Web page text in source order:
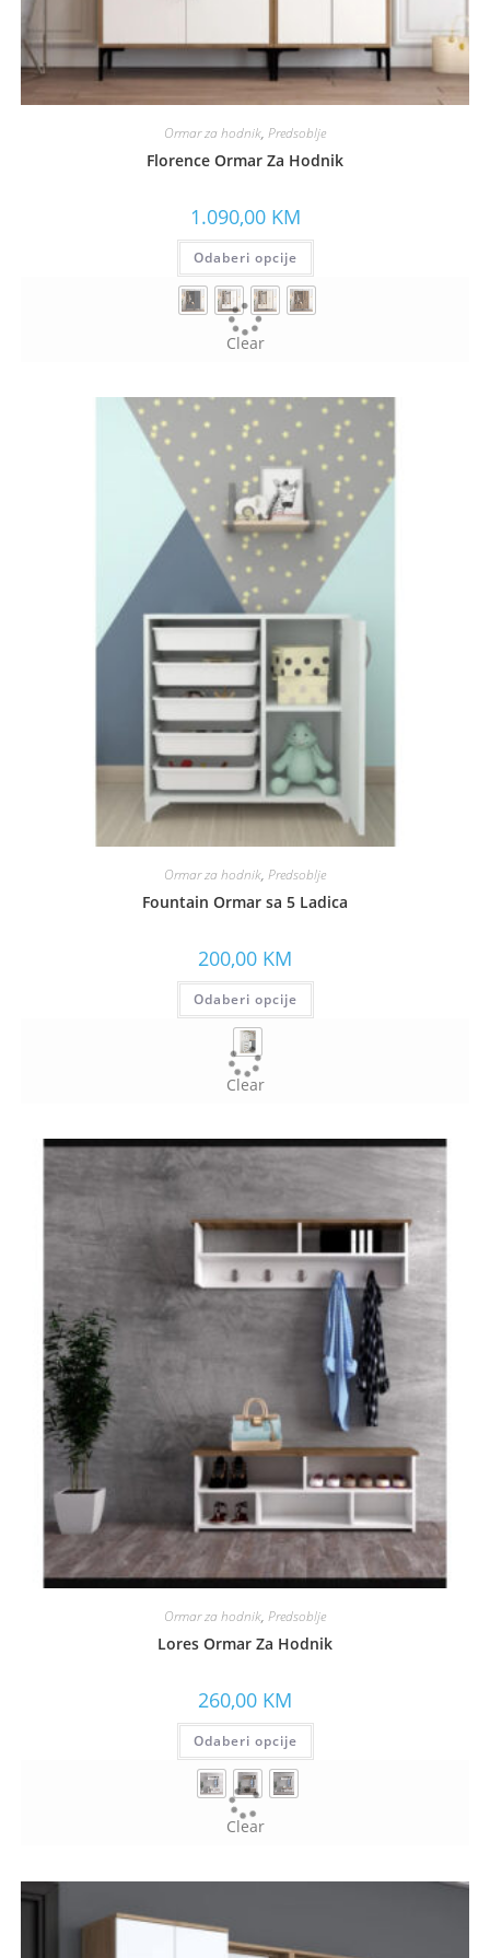
Ormar za hodnik, Predsoblje
Florence Ormar Za Hodnik
1.090,00 KM
Odaberi opcije
Clear
Ormar za hodnik, Predsoblje
Fountain Ormar sa 5 Ladica
200,00 KM
Odaberi opcije
Clear
Ormar za hodnik, Predsoblje
Lores Ormar Za Hodnik
260,00 KM
Odaberi opcije
Clear